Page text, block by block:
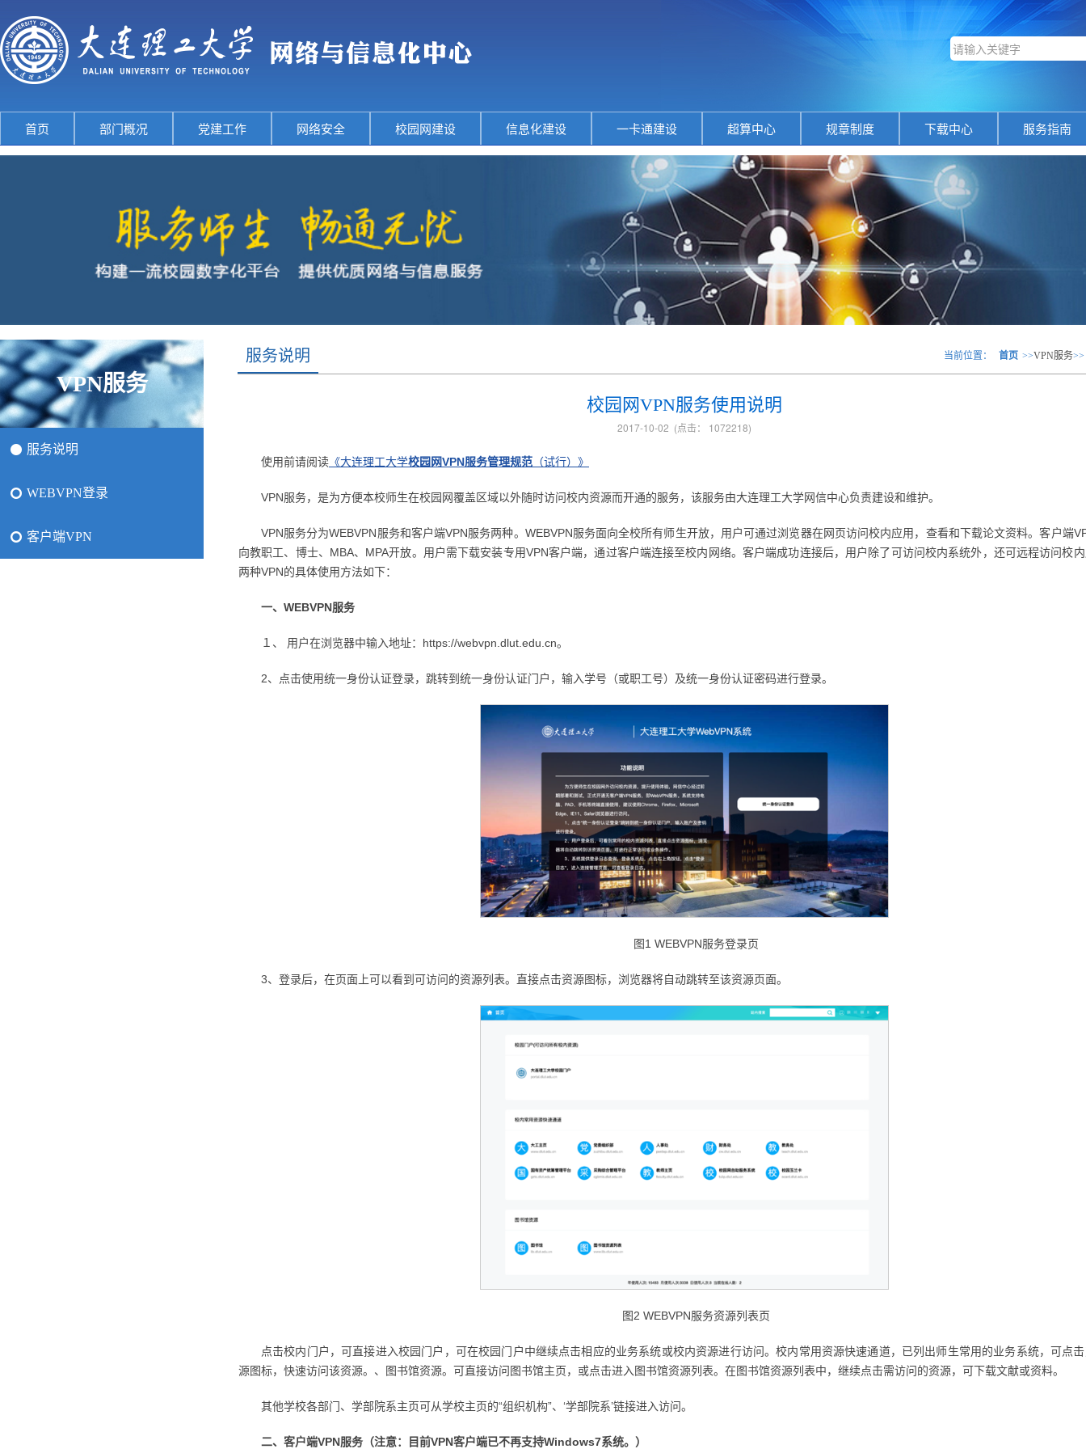
首页 部门概况 党建工作 网络安全 校园网建设 信息化建设 一卡通建设 超算中心 规章制度 下载中心 服务指南
VPN服务
服务说明
WEBVPN登录
客户端VPN
服务说明 当前位置： 首页 >>VPN服务>>
校园网VPN服务使用说明
2017-10-02 (点击： 1072218)
使用前请阅读 《大连理工大学校园网VPN服务管理规范 （试行）》
VPN服务，是为方便本校师生在校园网覆盖区域以外随时访问校内资源而开通的服务，该服务由大连理工大学网信中心负责建设和维护。
VPN服务分为WEBVPN服务和客户端VPN服务两种。WEBVPN服务面向全校所有师生开放，用户可通过浏览器在网页访问校内应用，查看和下载论文资料。客户端
向教职工、博士、MBA、MPA开放。用户需下载安装专用VPN客户端，通过客户端连接至校内网络。客户端成功连接后，用户除了可访问校内系统外，还可远程访问校
两种VPN的具体使用方法如下：
一、WEBVPN服务
１、 用户在浏览器中输入地址：https://webvpn.dlut.edu.cn。
2、点击使用统一身份认证登录，跳转到统一身份认证门户，输入学号（或职工号）及统一身份认证密码进行登录。
图1 WEBVPN服务登录页
3、登录后，在页面上可以看到可访问的资源列表。直接点击资源图标，浏览器将自动跳转至该资源页面。
图2 WEBVPN服务资源列表页
点击校内门户，可直接进入校园门户，可在校园门户中继续点击相应的业务系统或校内资源进行访问。校内常用资源快速通道，已列出师生常用的业务系统，可点
源图标，快速访问该资源。、图书馆资源。可直接访问图书馆主页，或点击进入图书馆资源列表。在图书馆资源列表中，继续点击需访问的资源，可下载文献或资料。
其他学校各部门、学部院系主页可从学校主页的“组织机构”、‘学部院系’链接进入访问。
二、客户端VPN服务（注意：目前VPN客户端已不再支持Windows7系统。）